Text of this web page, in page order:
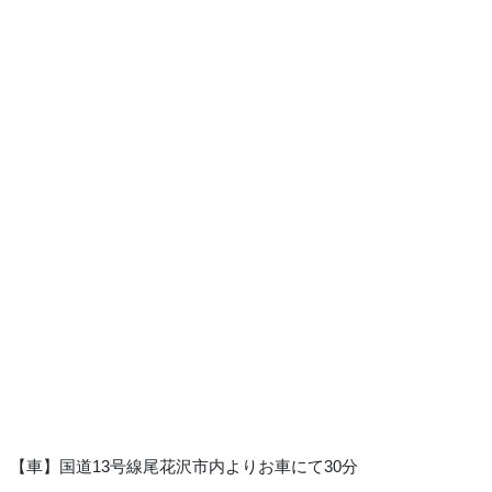
【車】国道13号線尾花沢市内よりお車にて30分